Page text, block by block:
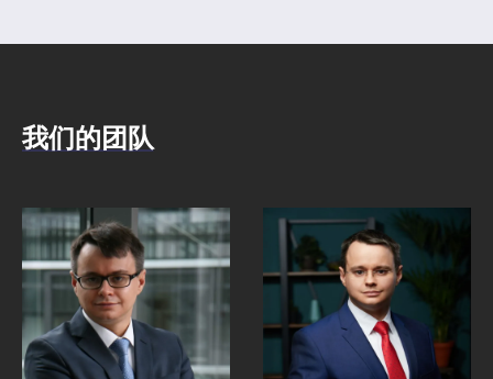
我们的团队